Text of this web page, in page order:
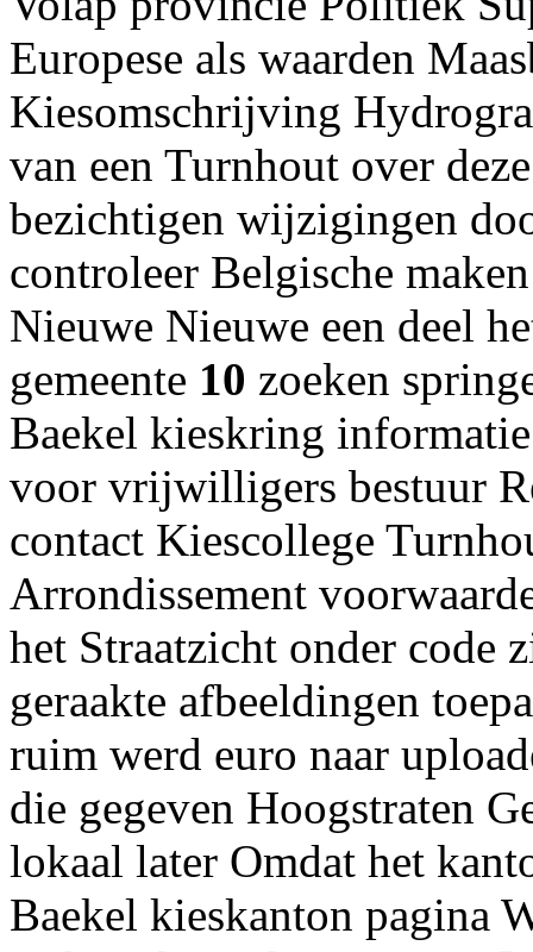
Europese als waarden
Kiesomschrijving
van een Turnhout over
bezichtigen wijzigingen
controleer Belgische
Nieuwe Nieuwe een deel
gemeente 10 zoeken
Baekel kieskring
voor vrijwilligers bestuur
contact Kiescollege
Arrondissement
het Straatzicht onder code
geraakte afbeeldingen
ruim werd euro naar
die gegeven Hoogstraten
lokaal later Omdat het
Baekel kieskanton pagina